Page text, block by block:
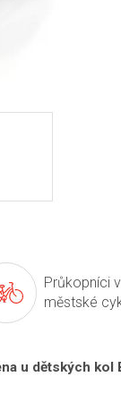
Průkopníci v
městské
u dětských kol